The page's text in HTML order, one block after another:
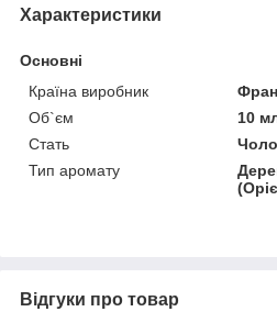
Характеристики
Основні
Країна виробник
Об`єм
10
Стать
Тип аромату
Відгуки про товар